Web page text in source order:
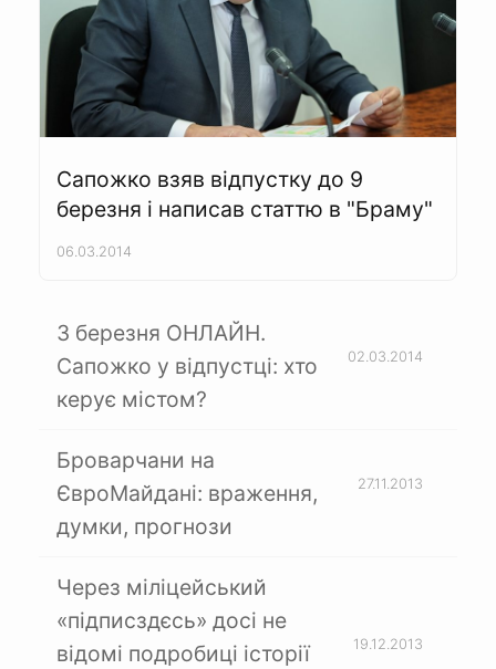
Сапожко взяв відпустку до 9
березня і написав статтю в "Браму"
06.03.2014
3 березня ОНЛАЙН.
Сапожко у відпустці: хто
керує містом?
02.03.2014
Броварчани на
ЄвроМайдані: враження,
думки, прогнози
27.11.2013
Через міліцейський
«підписздєсь» досі не
відомі подробиці історії
19.12.2013